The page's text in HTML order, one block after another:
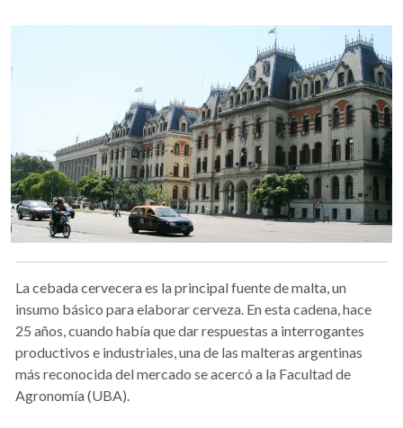
La cebada cervecera es la principal fuente de malta, un
insumo básico para elaborar cerveza. En esta cadena, hace
25 años, cuando había que dar respuestas a interrogantes
productivos e industriales, una de las malteras argentinas
más reconocida del mercado se acercó a la Facultad de
Agronomía (UBA).